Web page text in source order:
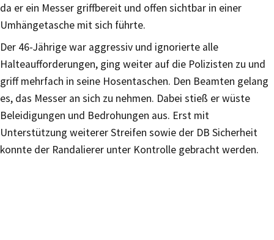
da er ein Messer griffbereit und offen sichtbar in einer
Umhängetasche mit sich führte.
Der 46-Jährige war aggressiv und ignorierte alle
Halteaufforderungen, ging weiter auf die Polizisten zu und
griff mehrfach in seine Hosentaschen. Den Beamten gelang
es, das Messer an sich zu nehmen. Dabei stieß er wüste
Beleidigungen und Bedrohungen aus. Erst mit
Unterstützung weiterer Streifen sowie der DB Sicherheit
konnte der Randalierer unter Kontrolle gebracht werden.